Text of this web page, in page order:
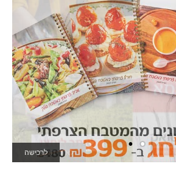
לרכישה
לאתר המשחקים